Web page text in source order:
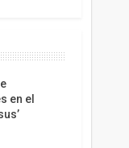
en el